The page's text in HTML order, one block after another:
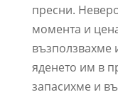
пресни.
момента и
възползвахме
яденето им в
запасихме и